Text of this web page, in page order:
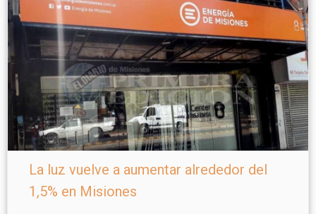
La luz vuelve a aumentar alrededor del
1,5% en Misiones